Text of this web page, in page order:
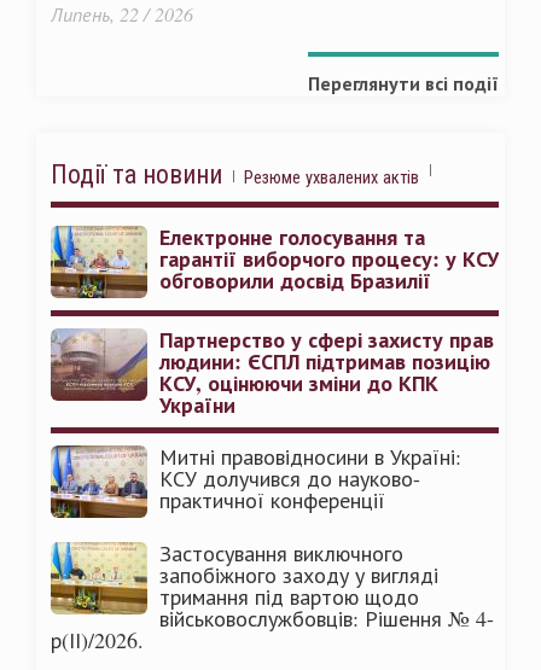
Липень, 22 / 2026
Переглянути всі події
Події та новини Резюме ухвалених актів
Електронне голосування та
гарантії виборчого процесу: у КСУ
обговорили досвід Бразилії
Партнерство у сфері захисту прав
людини: ЄСПЛ підтримав позицію
КСУ, оцінюючи зміни до КПК
України
Митні правовідносини в Україні:
КСУ долучився до науково-
практичної конференції
Застосування виключного
запобіжного заходу у вигляді
тримання під вартою щодо
військовослужбовців: Рішення № 4-
р(ІІ)/2026.